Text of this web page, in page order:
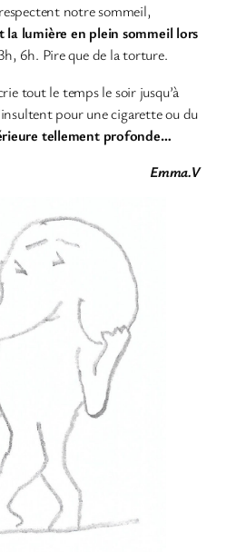
notre sommeil,
la lumière en plein sommeil lors
6h. Pire que de la torture.
tout le temps le soir jusqu’à
pour une cigarette ou du
tellement profonde…
Emma.V